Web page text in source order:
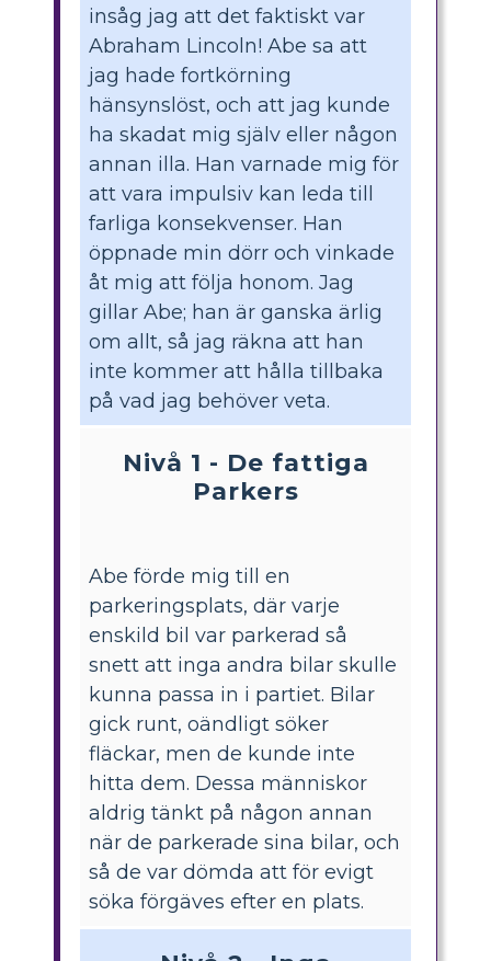
insåg jag att det faktiskt var
Abraham Lincoln! Abe sa att
jag hade fortkörning
hänsynslöst, och att jag kunde
ha skadat mig själv eller någon
annan illa. Han varnade mig för
att vara impulsiv kan leda till
farliga konsekvenser. Han
öppnade min dörr och vinkade
åt mig att följa honom. Jag
gillar Abe; han är ganska ärlig
om allt, så jag räkna att han
inte kommer att hålla tillbaka
på vad jag behöver veta.
Nivå 1 - De fattiga
Parkers
Abe förde mig till en
parkeringsplats, där varje
enskild bil var parkerad så
snett att inga andra bilar skulle
kunna passa in i partiet. Bilar
gick runt, oändligt söker
fläckar, men de kunde inte
hitta dem. Dessa människor
aldrig tänkt på någon annan
när de parkerade sina bilar, och
så de var dömda att för evigt
söka förgäves efter en plats.